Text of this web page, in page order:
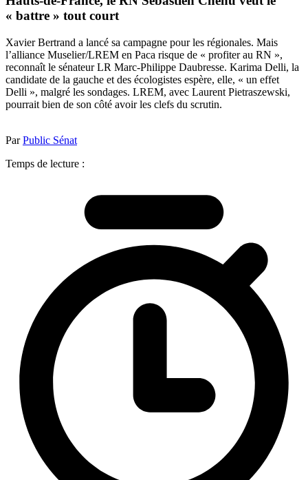
« battre » tout court
Xavier Bertrand a lancé sa campagne pour les régionales. Mais
l’alliance Muselier/LREM en Paca risque de « profiter au RN »,
reconnaît le sénateur LR Marc-Philippe Daubresse. Karima Delli, la
candidate de la gauche et des écologistes espère, elle, « un effet
Delli », malgré les sondages. LREM, avec Laurent Pietraszewski,
pourrait bien de son côté avoir les clefs du scrutin.
ParPublic Sénat
Temps de lecture :